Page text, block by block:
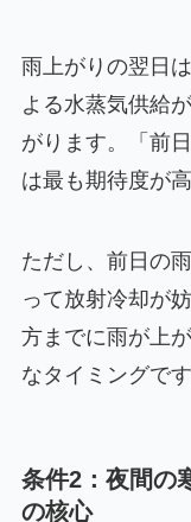
雨上がりの翌日
よる水蒸気供給
がります。「前
は最も期待度が
ただし、前日の
って放射冷却が
方までに雨が上
なタイミングです
条件2：夜間
の核心